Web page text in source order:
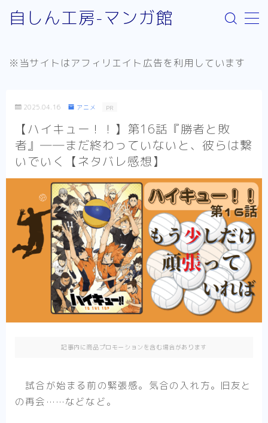
自しん工房-マンガ館
取り扱いジャンルについて
お問い合わせ
リンク：外部サイト
お知らせ
少年漫画
Helck（comic）
SPY×FAMILY
不徳のギルド
異剣戦記ヴェルンディオ
ひねくれ騎士とふわふわ姫様
転生悪女の黒歴史
推したいしております
※当サイトはアフィリエイト広告を利用しています
2025.04.16 アニメ PR
【ハイキュー！！】第16話『勝者と敗
者』――まだ終わっていないと、彼らは繋
いでいく【ネタバレ感想】
記事内に商品プロモーションを含む場合があります
試合が始まる前の緊張感。気合の入れ方。旧友と
の再会……などなど。